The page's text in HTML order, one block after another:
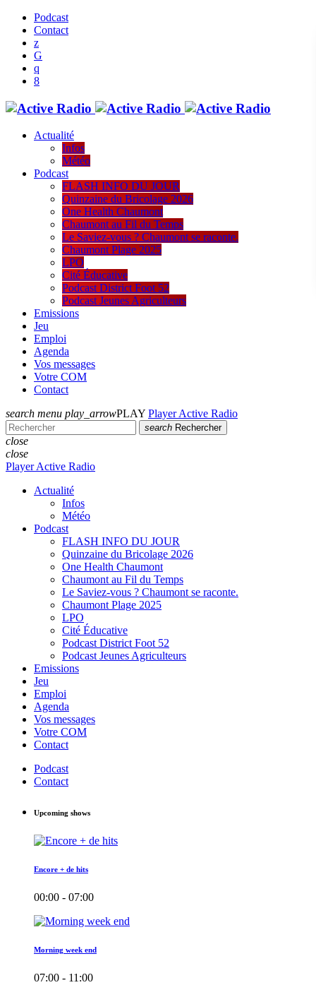
Podcast
Contact
Actualité
Infos
Météo
Podcast
FLASH INFO DU JOUR
Quinzaine du Bricolage 2026
One Health Chaumont
Chaumont au Fil du Temps
Le Saviez-vous ? Chaumont se raconte.
Chaumont Plage 2025
LPO
Cité Éducative
Podcast District Foot 52
Podcast Jeunes Agriculteurs
Emissions
Jeu
Emploi
Agenda
Vos messages
Votre COM
Contact
search menu play_arrowPLAY Player Active Radio
search Rechercher
close
close
Player Active Radio
Actualité
Infos
Météo
Podcast
FLASH INFO DU JOUR
Quinzaine du Bricolage 2026
One Health Chaumont
Chaumont au Fil du Temps
Le Saviez-vous ? Chaumont se raconte.
Chaumont Plage 2025
LPO
Cité Éducative
Podcast District Foot 52
Podcast Jeunes Agriculteurs
Emissions
Jeu
Emploi
Agenda
Vos messages
Votre COM
Contact
Podcast
Contact
Upcoming shows
Encore + de hits
00:00 - 07:00
Morning week end
07:00 - 11:00